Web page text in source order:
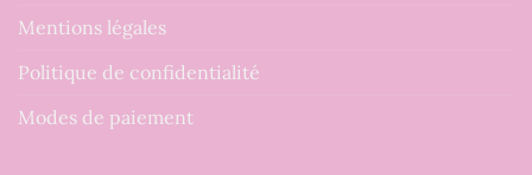
Mentions légales
Politique de confidentialité
Modes de paiement